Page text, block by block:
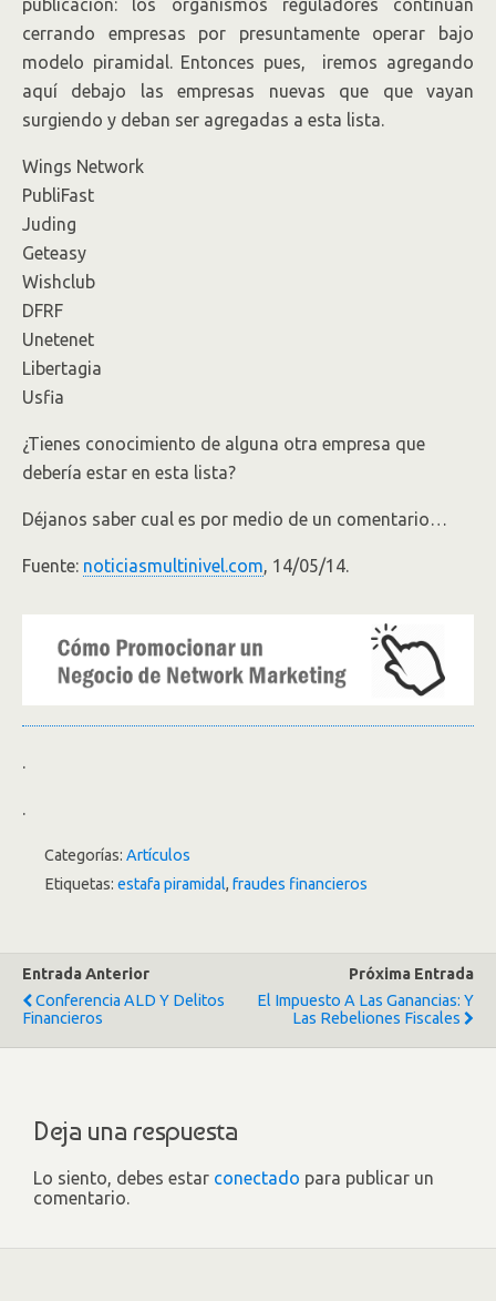
publicación: los organismos reguladores continuan
cerrando empresas por presuntamente operar bajo
modelo piramidal. Entonces pues, iremos agregando
aquí debajo las empresas nuevas que que vayan
surgiendo y deban ser agregadas a esta lista.
Wings Network
PubliFast
Juding
Geteasy
Wishclub
DFRF
Unetenet
Libertagia
Usfia
¿Tienes conocimiento de alguna otra empresa que
debería estar en esta lista?
Déjanos saber cual es por medio de un comentario…
Fuente: noticiasmultinivel.com, 14/05/14.
Categorías: Artículos
Etiquetas: estafa piramidal, fraudes financieros
Entrada Anterior
Conferencia ALD Y Delitos
Financieros
Próxima Entrada
El Impuesto A Las Ganancias: Y
Las Rebeliones Fiscales
Deja una respuesta
Lo siento, debes estar conectado para publicar un
comentario.